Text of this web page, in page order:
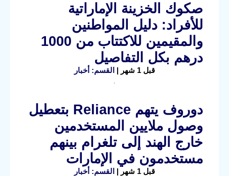
صكوك الخزينة الإماراتية
للأفراد: دليل المواطنين
والمقيمين للاكتتاب من 1000
درهم بكل التفاصيل
قبل 1 شهر | القسم: أخبار
دوروف يتهم Reliance بتعطيل
وصول ملايين المستخدمين
خارج الهند إلى تلغرام بينهم
مستخدمون في الإمارات
قبل 1 شهر | القسم: أخبار